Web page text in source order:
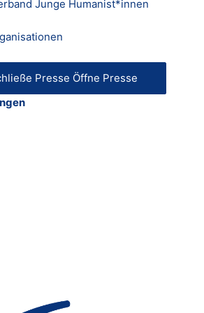
Junge Humanist*innen
Presse Öffne Presse